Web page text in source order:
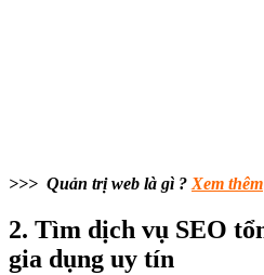
>>> Quản trị web là gì ? Xem thêm
2. Tìm dịch vụ SEO
gia dụng uy tín